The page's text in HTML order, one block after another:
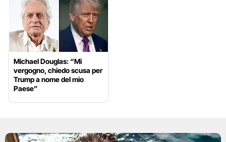
Michael Douglas: “Mi
vergogno, chiedo scusa per
Trump a nome del mio
Paese”